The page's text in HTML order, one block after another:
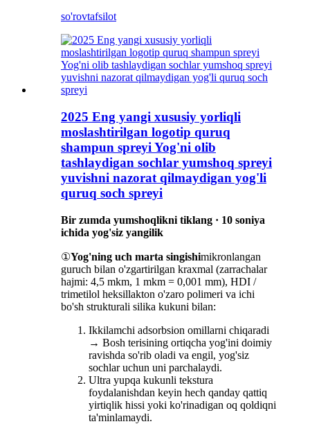
so'rovtafsilot
2025 Eng yangi xususiy yorliqli
moslashtirilgan logotip quruq
shampun spreyi Yog'ni olib
tashlaydigan sochlar yumshoq spreyi
yuvishni nazorat qilmaydigan yog'li
quruq soch spreyi
Bir zumda yumshoqlikni tiklang · 10 soniya
ichida yog'siz yangilik
①Yog'ning uch marta singishimikronlangan
guruch bilan o'zgartirilgan kraxmal (zarrachalar
hajmi: 4,5 mkm, 1 mkm = 0,001 mm), HDI /
trimetilol heksillakton o'zaro polimeri va ichi
bo'sh strukturali silika kukuni bilan:
Ikkilamchi adsorbsion omillarni chiqaradi
→ Bosh terisining ortiqcha yog'ini doimiy
ravishda so'rib oladi va engil, yog'siz
sochlar uchun uni parchalaydi.
Ultra yupqa kukunli tekstura
foydalanishdan keyin hech qanday qattiq
yirtiqlik hissi yoki ko'rinadigan oq qoldiqni
ta'minlamaydi.